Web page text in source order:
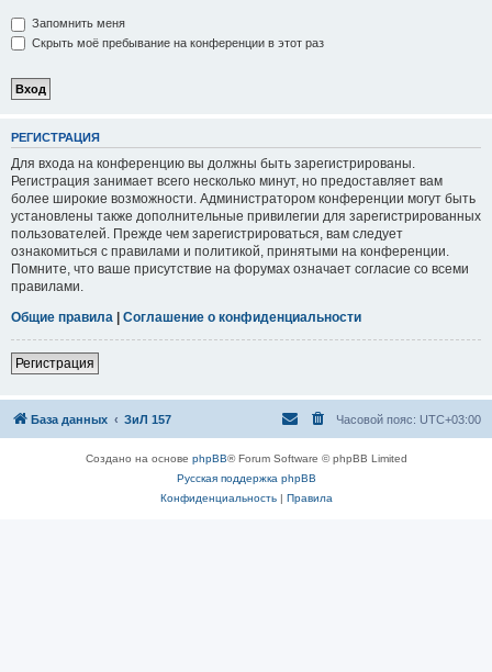
Запомнить меня
Скрыть моё пребывание на конференции в этот раз
РЕГИСТРАЦИЯ
Для входа на конференцию вы должны быть зарегистрированы.
Регистрация занимает всего несколько минут, но предоставляет вам
более широкие возможности. Администратором конференции могут быть
установлены также дополнительные привилегии для зарегистрированных
пользователей. Прежде чем зарегистрироваться, вам следует
ознакомиться с правилами и политикой, принятыми на конференции.
Помните, что ваше присутствие на форумах означает согласие со всеми
правилами.
Общие правила | Соглашение о конфиденциальности
Регистрация
База данных ЗиЛ 157 Часовой пояс: UTC+03:00
Создано на основе phpBB® Forum Software © phpBB Limited
Русская поддержка phpBB
Конфиденциальность| Правила